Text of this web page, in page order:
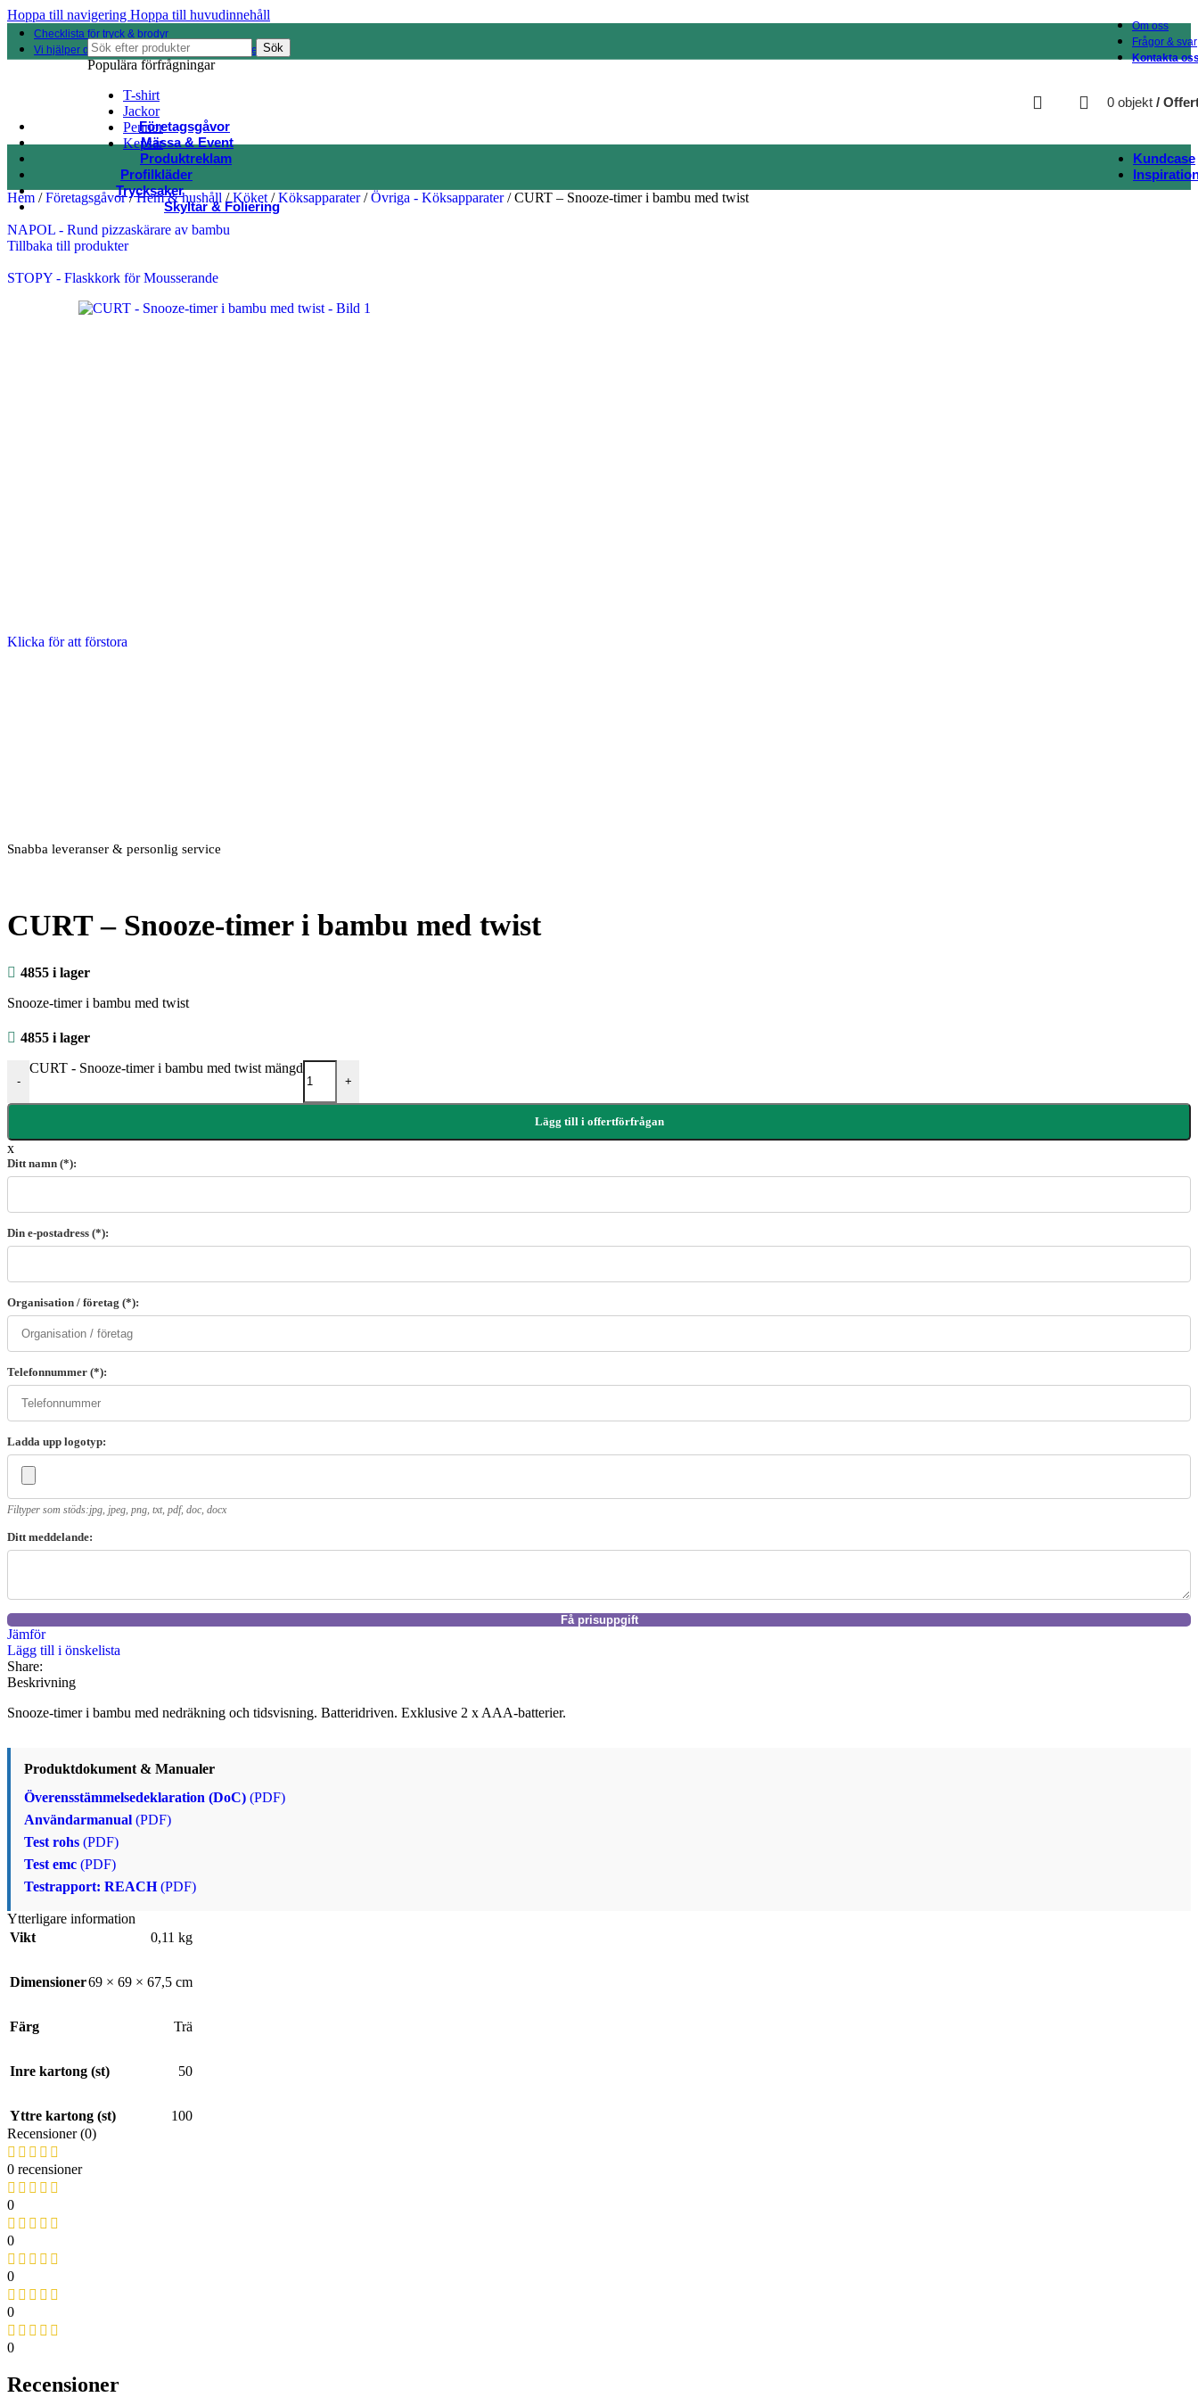
Hoppa till navigering Hoppa till huvudinnehåll
Checklista för tryck & brodyr
Vi hjälper dig hitta rätt bland 100 000 produkter
Om oss
Frågor & svar
Kontakta
Sök
Populära förfrågningar
T-shirt
Jackor
Pennor
Kepsar
0 objekt /
Företagsgåvor
Mässa & Event
Produktreklam
Profilkläder
Trycksaker
Skyltar & Foliering
Kundcase
Hem / Företagsgåvor/ Hem & hushåll / Köket / Köksapparater/ Övriga - Köksapparater/ CURT – Snooze-timer i bambu med twist
NAPOL - Rund pizzaskärare av bambu
Tillbaka till produkter
STOPY - Flaskkork för Mousserande
Klicka för att förstora
Snabba leveranser & personlig service
CURT – Snooze-timer i bambu med twist
4855 i lager
Snooze-timer i bambu med twist
4855 i lager
-
CURT - Snooze-timer i bambu med twist mängd
+
Lägg till i offertförfrågan
x
Ditt namn (*):
Din e-postadress (*):
Organisation / företag (*):
Telefonnummer (*):
Ladda upp logotyp:
Filtyper som stöds:jpg, jpeg, png, txt, pdf, doc, docx
Ditt meddelande:
Få prisuppgift
Jämför
Lägg till i önskelista
Share:
Beskrivning
Snooze-timer i bambu med nedräkning och tidsvisning. Batteridriven. Exklusive 2 x AAA-batterier.
Produktdokument & Manualer
Överensstämmelsedeklaration (DoC) (PDF)
Användarmanual (PDF)
Test rohs (PDF)
Test emc (PDF)
Testrapport: REACH(PDF)
Ytterligare information
Vikt
0,11 kg
Dimensioner69 × 69 × 67,5 cm
Färg Trä
Inre kartong (st) 50
Yttre kartong (st)
100
Recensioner (0)
0 recensioner
0
0
0
0
0
Recensioner